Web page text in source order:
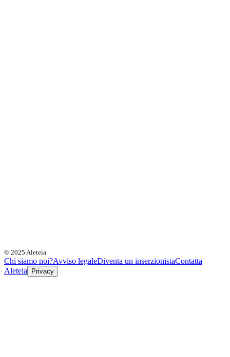
© 2025 Aleteia
Chi siamo noi?Avviso legaleDiventa un inserzionistaContatta
Aleteia
Privacy